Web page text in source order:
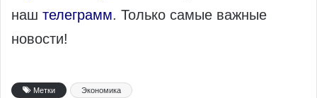
наш телеграмм. Только самые важные
новости!
Метки Экономика